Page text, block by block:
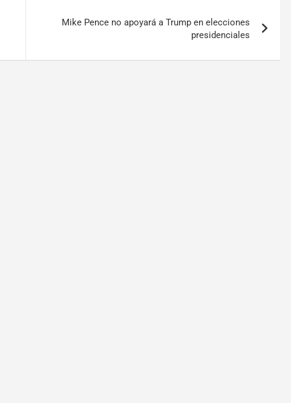
Mike Pence no apoyará a Trump en elecciones
presidenciales